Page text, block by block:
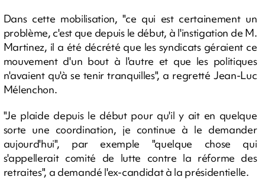
Dans cette mobilisation, "ce qui est certainement un
problème, c'est que depuis le début, à l'instigation de M.
Martinez, il a été décrété que les syndicats géraient ce
mouvement d'un bout à l'autre et que les politiques
n'avaient qu'à se tenir tranquilles", a regretté Jean-Luc
Mélenchon.
"Je plaide depuis le début pour qu'il y ait en quelque
sorte une coordination, je continue à le demander
aujourd'hui", par exemple "quelque chose qui
s'appellerait comité de lutte contre la réforme des
retraites", a demandé l'ex-candidat à la présidentielle.